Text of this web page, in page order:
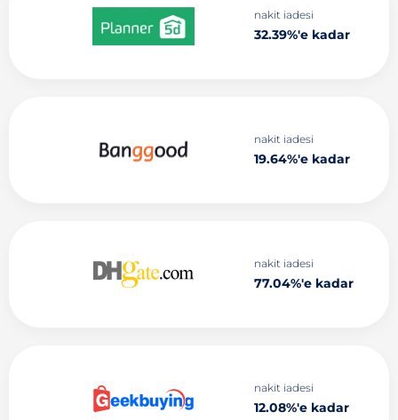
nakit iadesi
32.39%'e kadar
nakit iadesi
19.64%'e kadar
nakit iadesi
77.04%'e kadar
nakit iadesi
12.08%'e kadar